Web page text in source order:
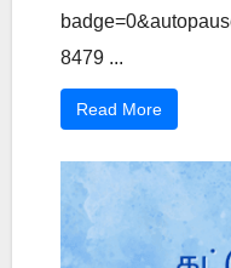
8479 ...
Read More